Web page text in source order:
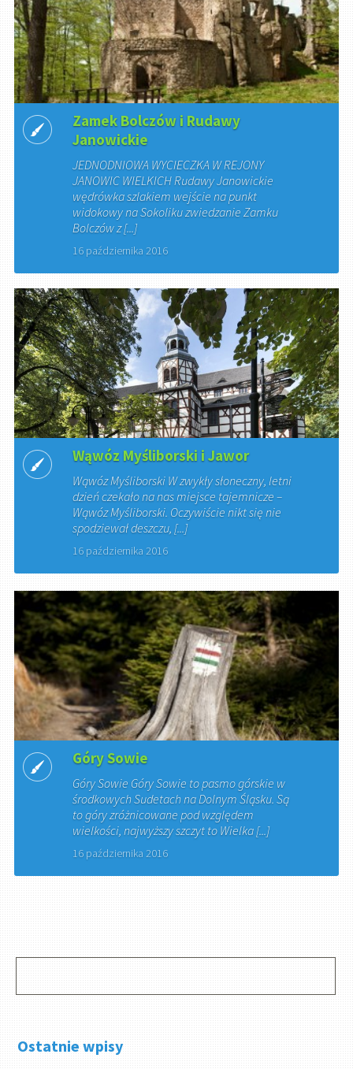
Zamek Bolczów i Rudawy
Janowickie
JEDNODNIOWA WYCIECZKA W REJONY
JANOWIC WIELKICH Rudawy Janowickie
wędrówka szlakiem wejście na punkt
widokowy na Sokoliku zwiedzanie Zamku
Bolczów z [...]
16 października 2016
Wąwóz Myśliborski i Jawor
Wąwóz Myśliborski W zwykły słoneczny, letni
dzień czekało na nas miejsce tajemnicze –
Wąwóz Myśliborski. Oczywiście nikt się nie
spodziewał deszczu, [...]
16 października 2016
Góry Sowie
Góry Sowie Góry Sowie to pasmo górskie w
środkowych Sudetach na Dolnym Śląsku. Są
to góry zróżnicowane pod względem
wielkości, najwyższy szczyt to Wielka [...]
16 października 2016
Ostatnie wpisy